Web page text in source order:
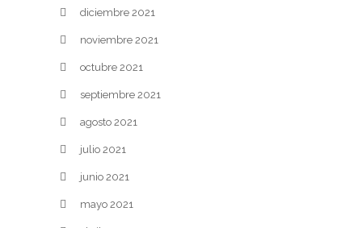
diciembre 2021
noviembre 2021
octubre 2021
septiembre 2021
agosto 2021
julio 2021
junio 2021
mayo 2021